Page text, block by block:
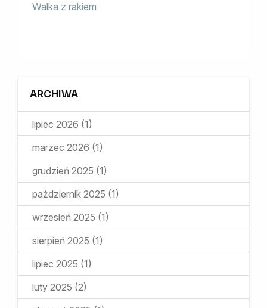
Walka z rakiem
ARCHIWA
lipiec 2026 (1)
marzec 2026 (1)
grudzień 2025 (1)
październik 2025 (1)
wrzesień 2025 (1)
sierpień 2025 (1)
lipiec 2025 (1)
luty 2025 (2)